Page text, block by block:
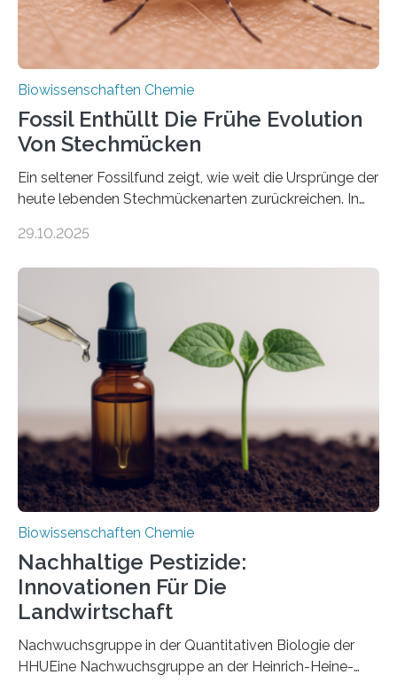
Biowissenschaften Chemie
Fossil Enthüllt Die Frühe Evolution
Von Stechmücken
Ein seltener Fossilfund zeigt, wie weit die Ursprünge der
heute lebenden Stechmückenarten zurückreichen. In
Forschende die bisher älteste bekannte Stechmücken-
Region Kachin in Myanmar und hat sich in
ausgezeichnetem Zustand erhalten. Es konnte als neue
Art einer neuen Gattung beschrieben werden und trägt
nun den Namen Cretosabethes primaevus. Dieser erste
fossile Nachweis einer Stechmückenlarve in Bernstein
stellt gleichzeitig den ersten Fossilfund einer
Mückenlarve aus dem Mesozoikum dar, denn…
29.10.2025
Biowissenschaften Chemie
Nachhaltige Pestizide:
Innovationen Für Die
Landwirtschaft
Nachwuchsgruppe in der Quantitativen Biologie der
HHUEine Nachwuchsgruppe an der Heinrich-Heine-